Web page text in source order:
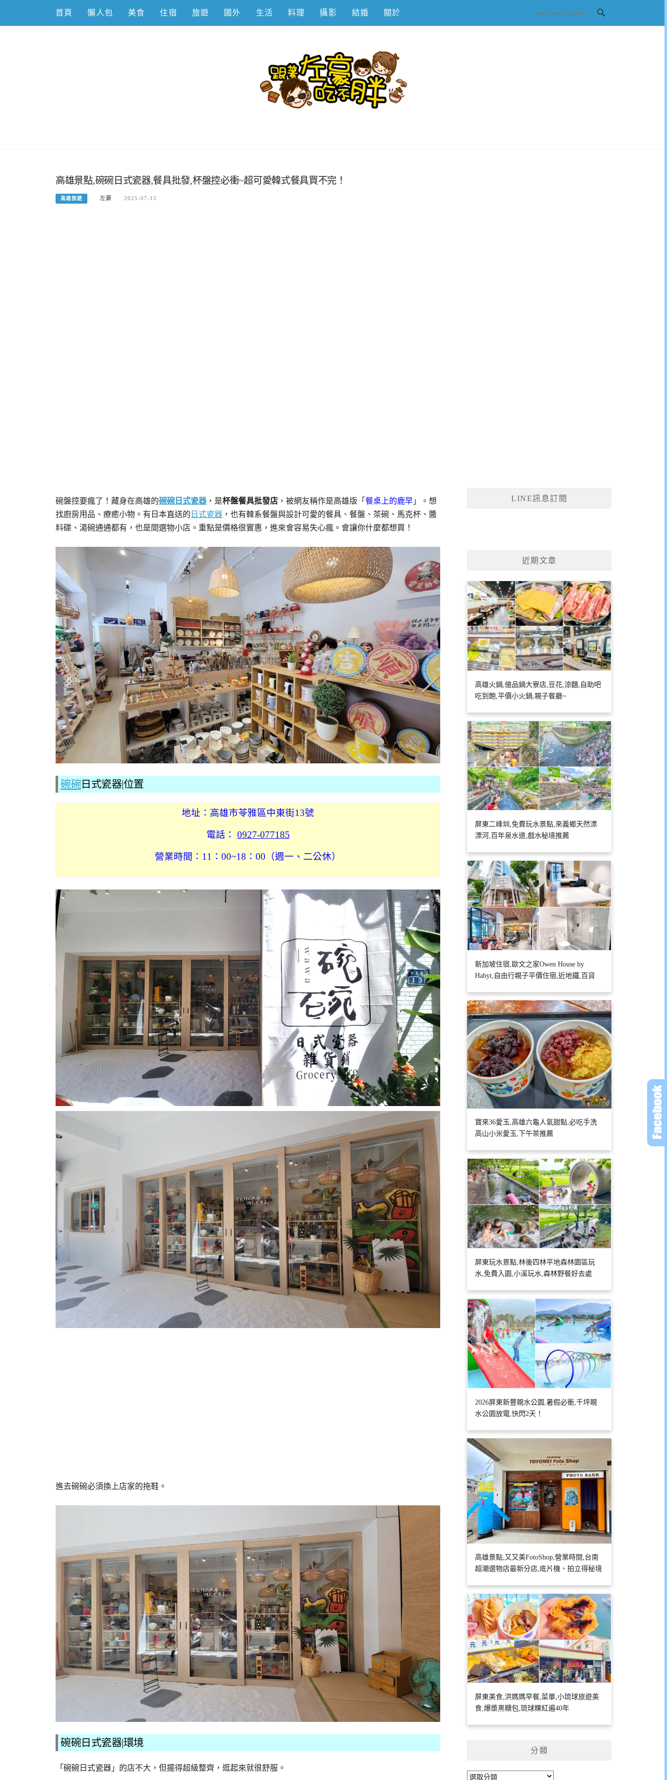
content
首頁 懶人包 美食 住宿 旅遊 國外 生活 料理 攝影 結婚 關於
高雄景點,碗碗日式瓷器,餐具批發,杯盤控必衝~超可愛韓式餐具買不完！
高雄旅遊 左豪 2025-07-15
碗盤控要瘋了！藏身在高雄的碗碗 日式瓷器 ，是杯盤餐具批發店 ，被網友稱作是高雄版「 餐桌上的鹿早 」。想
找廚房用品、療癒小物。有日本直送的 日式瓷器 ，也有韓系餐盤與設計可愛的餐具、餐盤、茶碗、馬克杯、醬
料碟、湯碗通通都有，也是間選物小店。重點是價格很實惠，進來會容易失心瘋。會讓你什麼都想買！
碗碗 日式瓷器|位置
地址：高雄市苓雅區中東街13號
電話： 0927-077185
營業時間：11：00~18：00（週一、二公休）
進去碗碗必須換上店家的拖鞋。
碗碗日式瓷器|環境
「碗碗日式瓷器」的店不大，但擺得超級整齊，逛起來就很舒服。
LINE訊息訂閱
近期文章
高雄火鍋,億品鍋大寮店,豆花,涼麵,自助吧
吃到飽,平價小火鍋,親子餐廳~
屏東二峰圳,免費玩水景點,來義鄉天然漂
漂河,百年泉水道,戲水秘境推薦
新加坡住宿,歐文之家Owen House by
Habyt,自由行親子平價住宿,近地鐵,百貨
寶來36愛玉,高雄六龜人氣甜點,必吃手洗
高山小米愛玉,下午茶推薦
屏東玩水景點,林後四林平地森林園區玩
水,免費入園,小溪玩水,森林野餐好去處
2026屏東新豐親水公園,暑假必衝,千坪親
水公園放電,快閃2天！
高雄景點,又又美FotoShop,營業時間,台南
超潮選物店最新分店,底片機、拍立得秘境
屏東美食,洪媽媽早餐,菜單,小琉球旅遊美
食,爆漿黑糖包,琉球粿紅遍40年
分類
分